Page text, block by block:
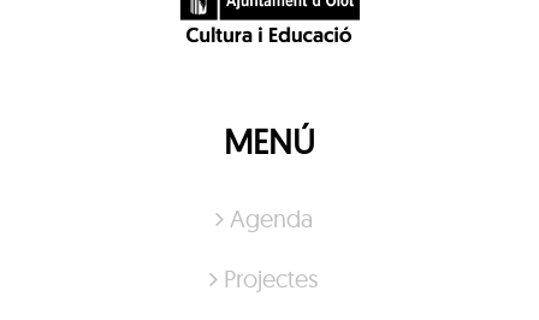
MENÚ
Agenda
Projectes